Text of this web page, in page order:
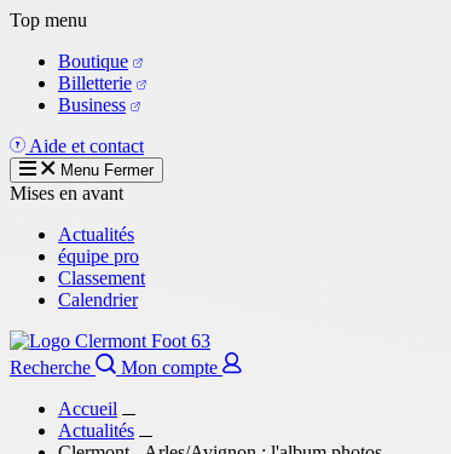
Aller
contenu
principal
Top menu
Boutique
Billetterie
Business
Aide et contact
Menu Fermer
Mises en avant
Actualités
équipe pro
Classement
Calendrier
Recherche
Mon compte
Accueil
Actualités